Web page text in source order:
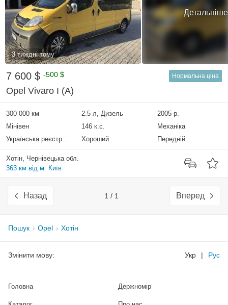
3 тиждні тому
Детальніше
7 600 $ -500 $ Нормальна ціна
Opel Vivaro I (A)
300 000 км 2.5 л, Дизель
2005 р.
Мінівен
146 к.с.
Механіка
Українська реєстрація
Хороший Передній
Хотін, Чернівецька обл.
363 км від м. Київ
Назад 1 / 1 Вперед
Пошук Opel Хотін
Змінити мову: Укр | Рус
Головна Держномір